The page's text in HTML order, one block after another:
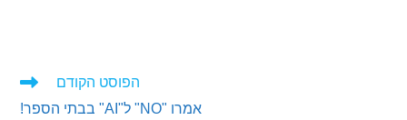
הפוסט הקודם